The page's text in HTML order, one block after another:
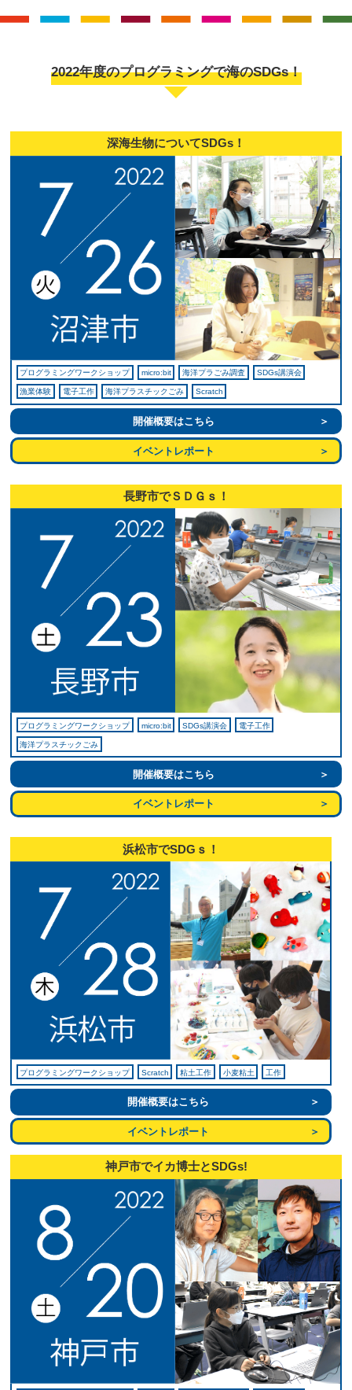
2022年度のプログラミングで海のSDGs！
深海生物についてSDGs！
プログラミングワークショップ micro:bit 海洋プラごみ調査 SDGs講演会
漁業体験 電子工作 海洋プラスチックごみ Scratch
開催概要はこちら
イベントレポート
長野市でＳＤＧｓ！
プログラミングワークショップ micro:bit SDGs講演会 電子工作
海洋プラスチックごみ
開催概要はこちら
イベントレポート
浜松市でSDGｓ！
プログラミングワークショップ Scratch 粘土工作 小麦粘土 工作
開催概要はこちら
イベントレポート
神戸市でイカ博士とSDGs!